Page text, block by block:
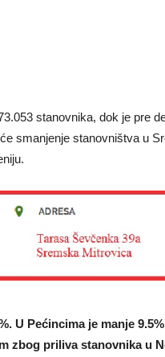
stanovnika, dok je pre
smanjenje stanovništva u
U Pećincima je manje
zbog priliva stanovnika u